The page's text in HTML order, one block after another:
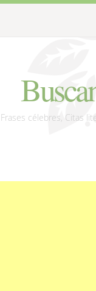
Frases célebres, Citas